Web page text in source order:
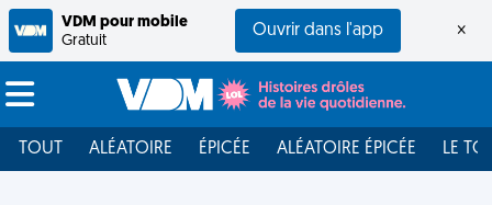
VDM pour mobile
Gratuit
Ouvrir dans l'app ×
TOUT ALÉATOIRE ÉPICÉE ALÉATOIRE ÉPICÉE LE